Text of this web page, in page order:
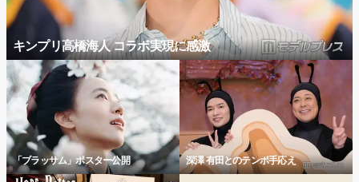
キンプリ高橋海人 コラボ実現に感激
「ブラッサム」ポスター公開 深澤 有田とのテンポ手応え